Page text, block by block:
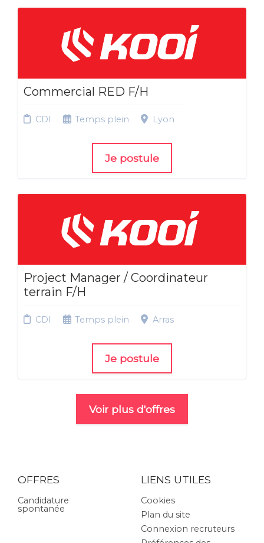
Commercial RED F/H
CDI Temps plein Lyon
Je postule
Project Manager / Coordinateur
terrain F/H
CDI Temps plein Arras
Je postule
Voir plus d'offres
OFFRES
Candidature
spontanée
LIENS UTILES
Cookies
Plan du site
Connexion recruteurs